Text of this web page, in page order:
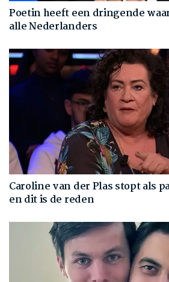
Poetin heeft een dringende
alle Nederlanders
Caroline van der Plas stopt als
en dit is de reden